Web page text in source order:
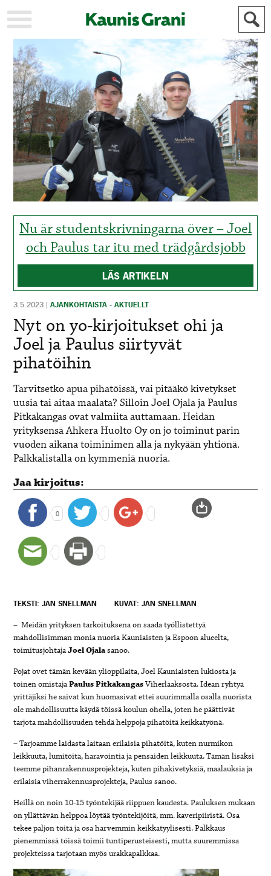
KAUPUNKI
STADEN
AJANKOHTAISTA
AKTUELLT
URHEILU
IDROTT
KULTTUURI
KULTUR
HISTORIA
HISTORIA
YLEINEN
ALLMÄN
MAINOSTAJILLE
FÖR
ANNONSÖRER
Nu är studentskrivningarna över – Joel
och Paulus tar itu med trädgårdsjobb
LÄS ARTIKELN
3.5.2023 |AJANKOHTAISTA - AKTUELLT
Nyt on yo-kirjoitukset ohi ja
Joel ja Paulus siirtyvät
pihatöihin
Tarvitsetko apua pihatöissä, vai pitääkö kivetykset
uusia tai aitaa maalata? Silloin Joel Ojala ja Paulus
Pitkäkangas ovat valmiita auttamaan. Heidän
yrityksensä Ahkera Huolto Oy on jo toiminut parin
vuoden aikana toiminimen alla ja nykyään yhtiönä.
Palkkalistalla on kymmeniä nuoria.
Jaa kirjoitus:
0
TEKSTI: JAN SNELLMAN KUVAT: JAN SNELLMAN
– Meidän yrityksen tarkoituksena on saada työllistettyä
mahdollisimman monia nuoria Kauniaisten ja Espoon alueelta,
toimitusjohtajaJoel Ojalasanoo.
Pojat ovet tämän kevään ylioppilaita, Joel Kauniaisten lukiosta ja
toinen omistajaPaulus PitkäkangasViherlaaksosta. Idean ryhtyä
yrittäjiksi he saivat kun huomasivat ettei suurimmalla osalla nuorista
ole mahdollisuutta käydä töissä koulun ohella, joten he päättivät
tarjota mahdollisuuden tehdä helppoja pihatöitä keikkatyönä.
– Tarjoamme laidasta laitaan erilaisia pihatöitä, kuten nurmikon
leikkuuta, lumitöitä, haravointia ja pensaiden leikkuuta. Tämän lisäksi
teemme pihanrakennusprojekteja, kuten pihakivetyksiä, maalauksia ja
erilaisia viherrakennusprojekteja, Paulus sanoo.
Heillä on noin 10-15 työntekijää riippuen kaudesta. Pauluksen mukaan
on yllättävän helppoa löytää työntekijöitä, mm. kaveripiiristä. Osa
tekee paljon töitä ja osa harvemmin keikkatyylisesti. Palkkaus
pienemmissä töissä toimii tuntiperusteisesti, mutta suuremmissa
projekteissa tarjotaan myös urakkapalkkaa.